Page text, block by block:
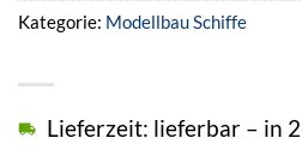
Lieferzeit: lieferbar – in
Kategorie: Modellbau Schiffe